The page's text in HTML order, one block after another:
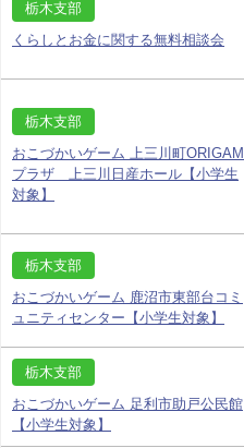
栃木支部
くらしとお金に関する無料相談会
栃木支部
おこづかいゲーム 上三川町ORIGAMI
プラザ 上三川日産ホール【小学生
対象】
栃木支部
おこづかいゲーム 鹿沼市東部台コミ
ュニティセンター【小学生対象】
栃木支部
おこづかいゲーム 足利市助戸公民館
【小学生対象】